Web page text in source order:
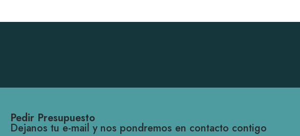
Pedir Presupuesto
Dejanos tu e-mail y nos pondremos en contacto contigo